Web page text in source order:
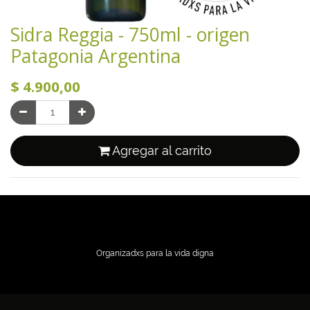
Sidra Reggia - 750ml - origen
Patagonia Argentina
$ 4.900,00
Agregar al carrito
Organizadxs para la vida digna